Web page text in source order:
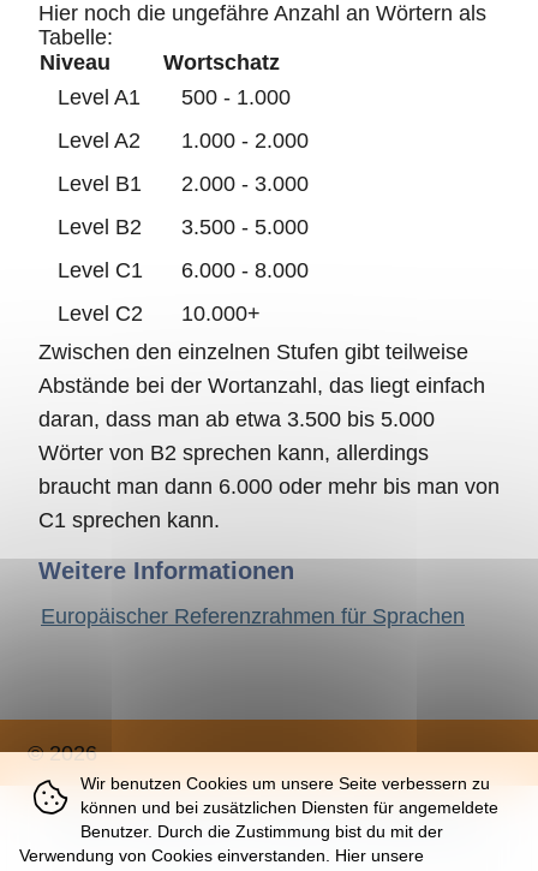
Hier noch die ungefähre Anzahl an Wörtern als
Tabelle:
Niveau
Wortschatz
Level A1
500 - 1.000
Level A2
1.000 - 2.000
Level B1
2.000 - 3.000
Level B2
3.500 - 5.000
Level C1
6.000 - 8.000
Level C2
10.000+
Zwischen den einzelnen Stufen gibt teilweise
Abstände bei der Wortanzahl, das liegt einfach
daran, dass man ab etwa 3.500 bis 5.000
Wörter von B2 sprechen kann, allerdings
braucht man dann 6.000 oder mehr bis man von
C1 sprechen kann.
Weitere Informationen
Europäischer Referenzrahmen für Sprachen
© 2026
Über | Impressum | Nutzung | Datenschutz
Wir benutzen Cookies um unsere Seite verbessern zu
können und bei zusätzlichen Diensten für angemeldete
Benutzer. Durch die Zustimmung bist du mit der
Verwendung von Cookies einverstanden. Hier unsere